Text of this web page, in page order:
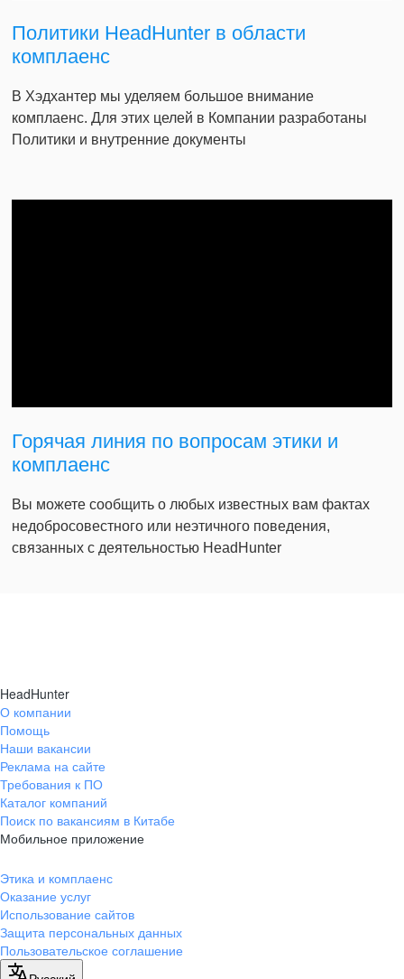
Политики HeadHunter в области
комплаенс
В Хэдхантер мы уделяем большое внимание
комплаенс. Для этих целей в Компании разработаны
Политики и внутренние документы
Горячая линия по вопросам этики и
комплаенс
Вы можете сообщить о любых известных вам фактах
недобросовестного или неэтичного поведения,
связанных с деятельностью HeadHunter
HeadHunter
О компании
Помощь
Наши вакансии
Реклама на сайте
Требования к ПО
Каталог компаний
Поиск по вакансиям в Китабе
Мобильное приложение
Этика и комплаенс
Оказание услуг
Использование сайтов
Защита персональных данных
Пользовательское соглашение